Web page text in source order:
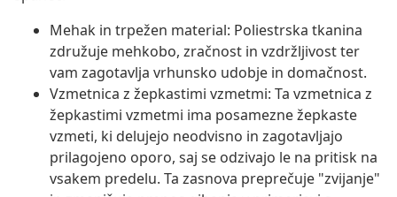
Mehak in trpežen material: Poliestrska tkanina
združuje mehkobo, zračnost in vzdržljivost ter
vam zagotavlja vrhunsko udobje in domačnost.
Vzmetnica z žepkastimi vzmetmi: Ta vzmetnica z
žepkastimi vzmetmi ima posamezne žepkaste
vzmeti, ki delujejo neodvisno in zagotavljajo
prilagojeno oporo, saj se odzivajo le na pritisk na
vsakem predelu. Ta zasnova preprečuje "zvijanje"